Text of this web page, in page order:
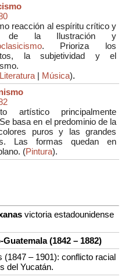
reacción al espíritu crítico y
de la Ilustración y
. Prioriza los
la subjetividad y el
Literatura | Música).
artístico principalmente
basa en el predominio de la
puros y las grandes
Las formas quedan en
(Pintura).
victoria estadounidense
(1842 – 1882)
(1847 – 1901): conflicto racial
del Yucatán.